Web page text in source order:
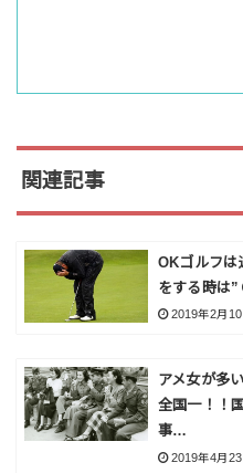
関連記事
OKゴルフは
をする時は
2019年2月10
アメ女が多
全国一！！
事…
2019年4月23